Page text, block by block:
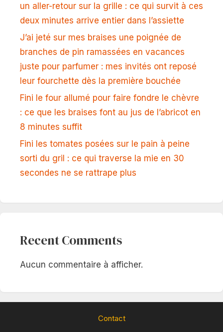
un aller-retour sur la grille : ce qui survit à ces
deux minutes arrive entier dans l’assiette
J’ai jeté sur mes braises une poignée de
branches de pin ramassées en vacances
juste pour parfumer : mes invités ont reposé
leur fourchette dès la première bouchée
Fini le four allumé pour faire fondre le chèvre
: ce que les braises font au jus de l’abricot en
8 minutes suffit
Fini les tomates posées sur le pain à peine
sorti du gril : ce qui traverse la mie en 30
secondes ne se rattrape plus
Recent Comments
Aucun commentaire à afficher.
Contact